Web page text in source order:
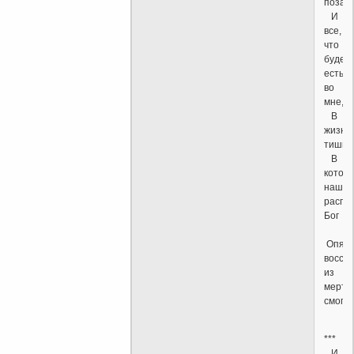
И
все,
что
будет,-
есть
во
мне,
В
В
наш
Бог
Опять
из
смог.
***